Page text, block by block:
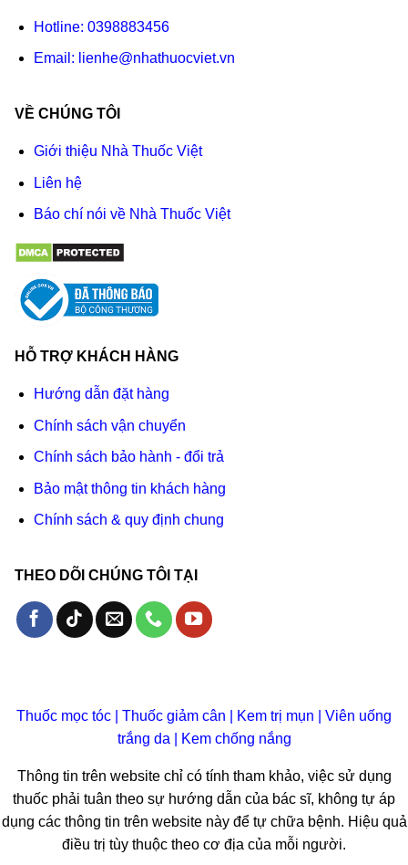
Hotline: 0398883456
Email: lienhe@nhathuocviet.vn
VỀ CHÚNG TÔI
Giới thiệu Nhà Thuốc Việt
Liên hệ
Báo chí nói về Nhà Thuốc Việt
HỖ TRỢ KHÁCH HÀNG
Hướng dẫn đặt hàng
Chính sách vận chuyển
Chính sách bảo hành - đổi trả
Bảo mật thông tin khách hàng
Chính sách & quy định chung
THEO DÕI CHÚNG TÔI TẠI
Thuốc mọc tóc Thuốc giảm cân Kem trị mụn
Viên uống
trắng da
Kem chống nắng
Thông tin trên website chỉ có tính tham khảo, việc sử dụng
thuốc phải tuân theo sự hướng dẫn của bác sĩ, không tự áp
dụng các thông tin trên website này để tự chữa bệnh. Hiệu quả
điều trị tùy thuộc theo cơ địa của mỗi người.